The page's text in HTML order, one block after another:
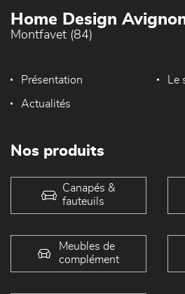
Home Design
Montfavet (84)
Présentation
Actualités
Nos produits
Canapés &
fauteuils
Meubles de
complément